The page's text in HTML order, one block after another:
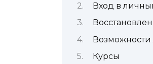
Вход в
Возможности
Курсы